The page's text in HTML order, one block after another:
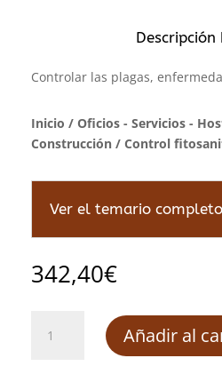
Descripción
Controlar las plagas,
Inicio / Oficios - Servicios -
Construcción/ Control
Ver el temario completo
342,40€
fitosanitario
Añadir al